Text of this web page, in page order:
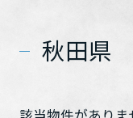
秋田県